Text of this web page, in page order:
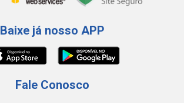
Baixe já nosso APP
Fale Conosco